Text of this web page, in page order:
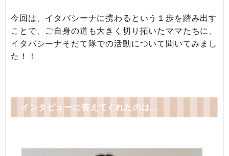
今回は、イタバシーナに携わるという１歩を踏み出す
ことで、ご自身の道も大きく切り拓いたママたちに、
イタバシーナそだて隊での活動について聞いてみまし
た！！
インタビューに答えてくれたのは…